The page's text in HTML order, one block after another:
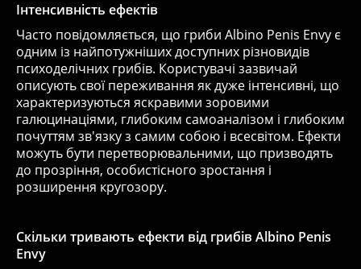
Інтенсивність ефектів
Часто повідомляється, що гриби Albino Penis Envy є
одним із найпотужніших доступних різновидів
психоделічних грибів. Користувачі зазвичай
описують свої переживання як дуже інтенсивні, що
характеризуються яскравими зоровими
галюцинаціями, глибоким самоаналізом і глибоким
почуттям зв'язку з самим собою і всесвітом. Ефекти
можуть бути перетворювальними, що призводять
до прозріння, особистісного зростання і
розширення кругозору.
Скільки тривають ефекти від грибів Albino Penis
Envy